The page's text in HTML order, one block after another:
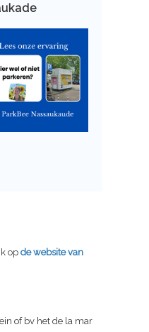
op de website van
of bv het de la mar